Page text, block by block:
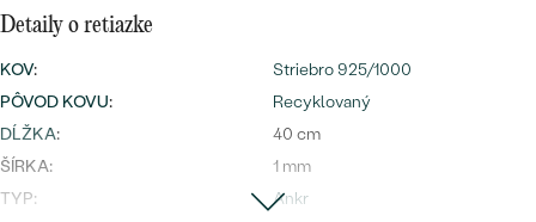
Bestsellery
Detaily o retiazke
KOV:
Striebro 925/1000
PÔVOD KOVU:
Recyklovaný
DĹŽKA:
40 cm
ŠÍRKA:
1 mm
TYP:
Ankr